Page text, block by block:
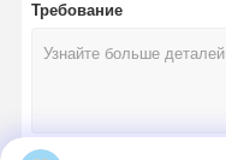
Бумажный пакет
Требование